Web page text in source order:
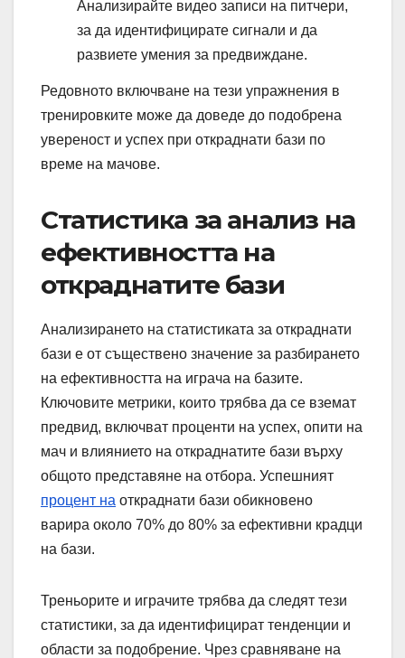
Анализирайте видео записи на питчери,
за да идентифицирате сигнали и да
развиете умения за предвиждане.
Редовното включване на тези упражнения в
тренировките може да доведе до подобрена
увереност и успех при откраднати бази по
време на мачове.
Статистика за анализ на
ефективността на
откраднатите бази
Анализирането на статистиката за откраднати
бази е от съществено значение за разбирането
на ефективността на играча на базите.
Ключовите метрики, които трябва да се вземат
предвид, включват проценти на успех, опити на
мач и влиянието на откраднатите бази върху
общото представяне на отбора. Успешният
процент на откраднати бази обикновено
варира около 70% до 80% за ефективни крадци
на бази.
Треньорите и играчите трябва да следят тези
статистики, за да идентифицират тенденции и
области за подобрение. Чрез сравняване на